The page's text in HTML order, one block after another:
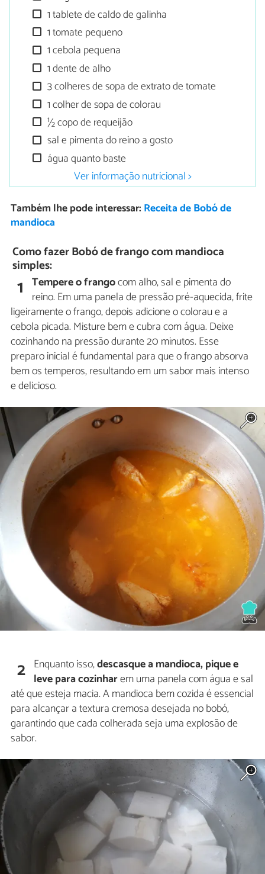
1 tablete de caldo de galinha
1 tomate pequeno
1 cebola pequena
1 dente de alho
3 colheres de sopa de extrato de tomate
1 colher de sopa de colorau
½ copo de requeijão
sal e pimenta do reino a gosto
água quanto baste
Ver informação nutricional >
Também lhe pode interessar: Receita de Bobó de
mandioca
Como fazer Bobó de frango com mandioca
simples:
1 Tempere o frangocom alho, sal e pimenta do
reino. Em uma panela de pressão pré-aquecida, frite
ligeiramente o frango, depois adicione o colorau e a
cebola picada. Misture bem e cubra com água. Deixe
cozinhando na pressão durante 20 minutos. Esse
preparo inicial é fundamental para que o frango absorva
bem os temperos, resultando em um sabor mais intenso
e delicioso.
2 Enquanto isso,descasque a mandioca, pique e
leve para cozinharem uma panela com água e sal
até que esteja macia. A mandioca bem cozida é essencial
para alcançar a textura cremosa desejada no bobó,
garantindo que cada colherada seja uma explosão de
sabor.